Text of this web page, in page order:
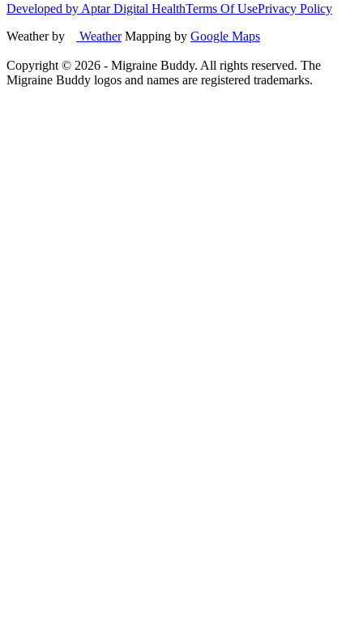
Developed by Aptar Digital HealthTerms Of UsePrivacy Policy
Weather by
WeatherMapping by Google Maps
Copyright © 2026 - Migraine Buddy. All rights reserved. The
Migraine Buddy logos and names are registered trademarks.